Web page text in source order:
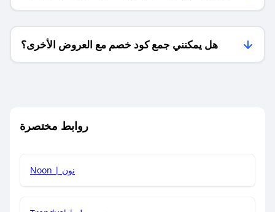
فقط؟
هل يمكنني جمع كود خصم مع العروض الأخرى؟
روابط مختصرة
Noon | نون